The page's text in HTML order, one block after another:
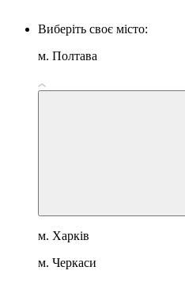
Виберіть своє місто:
м. Полтава
м. Харків
м. Черкаси